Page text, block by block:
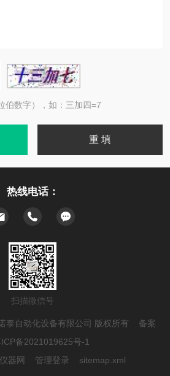
伯数字），如：三加四=7
热线电话：
扫描微信号
泰自动化设备有限公司 版权所有 备案
备2021019625号-1
器网 管理登录 sitemap.xml